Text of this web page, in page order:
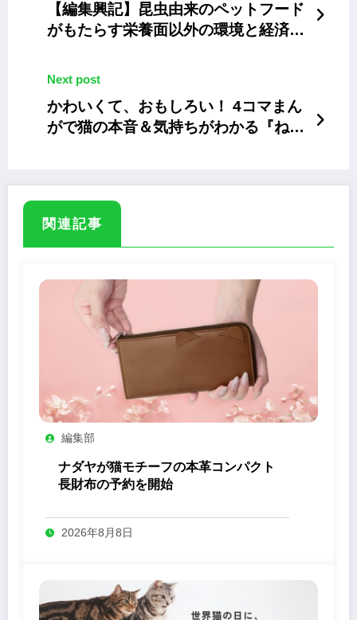
【編集興記】昆虫由来のペットフード
がもたらす栄養面以外の環境と経済的
Next post
かわいくて、おもしろい！ 4コマまん
がで猫の本音＆気持ちがわかる『ねこ
関連記事
編集部
ナダヤが猫モチーフの本革コンパクト
長財布の予約を開始
2026年8月8日